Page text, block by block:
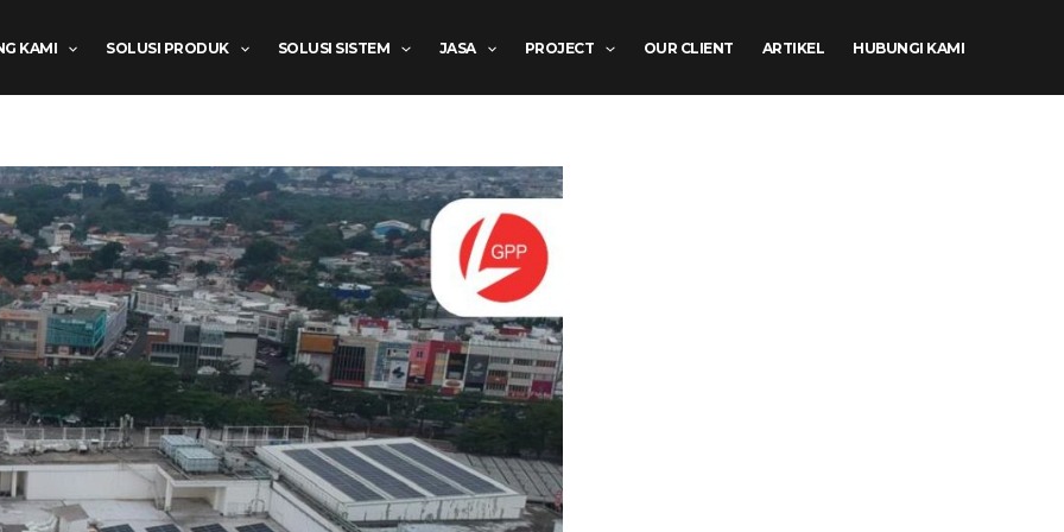
KAMI SOLUSI PRODUK SOLUSI SISTEM JASA PROJECT OUR CLIENT ARTIKEL HUBUNGI KAMI